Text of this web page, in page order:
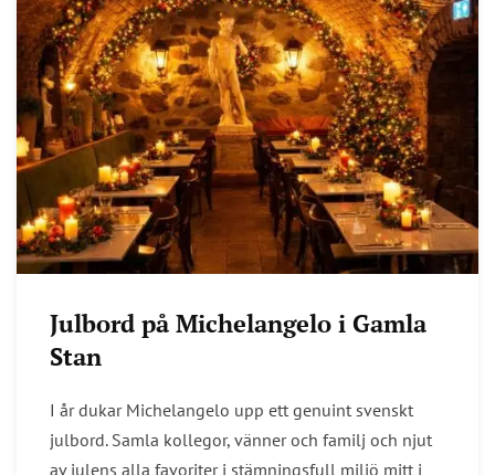
Julbord på Michelangelo i Gamla
Stan
I år dukar Michelangelo upp ett genuint svenskt
julbord. Samla kollegor, vänner och familj och njut
av julens alla favoriter i stämningsfull miljö mitt i